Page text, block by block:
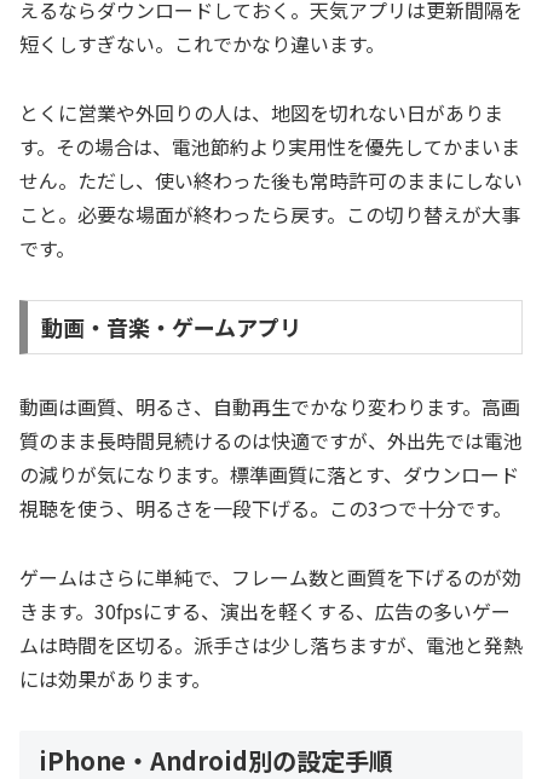
えるならダウンロードしておく。天気アプリは更新間隔を
短くしすぎない。これでかなり違います。
とくに営業や外回りの人は、地図を切れない日がありま
す。その場合は、電池節約より実用性を優先してかまいま
せん。ただし、使い終わった後も常時許可のままにしない
こと。必要な場面が終わったら戻す。この切り替えが大事
です。
動画・音楽・ゲームアプリ
動画は画質、明るさ、自動再生でかなり変わります。高画
質のまま長時間見続けるのは快適ですが、外出先では電池
の減りが気になります。標準画質に落とす、ダウンロード
視聴を使う、明るさを一段下げる。この3つで十分です。
ゲームはさらに単純で、フレーム数と画質を下げるのが効
きます。30fpsにする、演出を軽くする、広告の多いゲー
ムは時間を区切る。派手さは少し落ちますが、電池と発熱
には効果があります。
iPhone・Android別の設定手順